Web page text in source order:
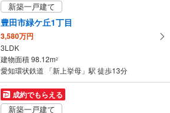
新築一戸建て
豊田市緑ケ丘1丁目
3,580万円
3LDK
建物面積 98.12m2
愛知環状鉄道 「新上挙母」駅 徒歩13分
成約でもらえる
新築一戸建て